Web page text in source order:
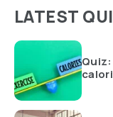
LATEST